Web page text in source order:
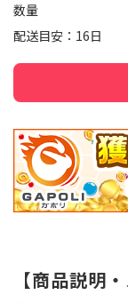
数量
配送目安：16日
【商品説明